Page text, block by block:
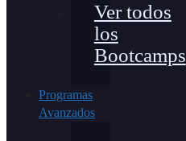
Ver todos
los
Bootcamps
Programas
Avanzados